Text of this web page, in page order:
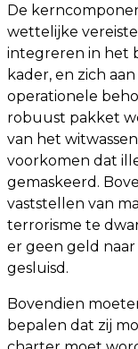
De
wettelijke
integreren in het
kader, en zich
operationele
robuust pakket
van het
voorkomen dat
gemaskeerd.
vaststellen van
terrorisme te
er geen geld
gesluisd.
Bovendien
bepalen dat zij